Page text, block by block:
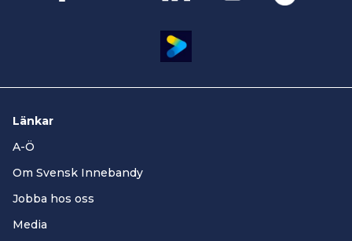
Länkar
A-Ö
Om Svensk Innebandy
Jobba hos oss
Media